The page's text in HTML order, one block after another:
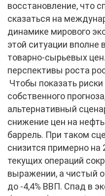
восстановление, что
сказаться на
динамике мирового
этой ситуации вполне
товарно-сырьевых
перспективы роста
Чтобы показать
собственного
альтернативный
снижение цен на
баррель. При таком
снизится примерно на
текущих операций
выражении, а чистый
до -4,4% ВВП. Спад в